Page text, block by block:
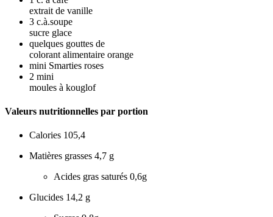
extrait de vanille
3 c.à.soupe
sucre glace
quelques gouttes de
colorant alimentaire orange
mini Smarties roses
2 mini
moules à kouglof
Valeurs nutritionnelles par portion
Calories 105,4
Matières grasses 4,7 g
Acides gras saturés 0,6g
Glucides 14,2 g